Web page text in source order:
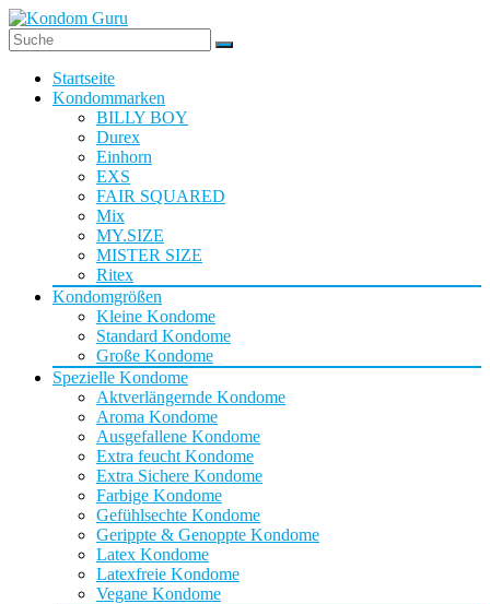
Startseite
Kondommarken
BILLY BOY
Durex
Einhorn
EXS
FAIR SQUARED
Mix
MY.SIZE
MISTER SIZE
Ritex
Kondomgrößen
Kleine Kondome
Standard Kondome
Große Kondome
Spezielle Kondome
Aktverlängernde Kondome
Aroma Kondome
Ausgefallene Kondome
Extra feucht Kondome
Extra Sichere Kondome
Farbige Kondome
Gefühlsechte Kondome
Gerippte & Genoppte Kondome
Latex Kondome
Latexfreie Kondome
Vegane Kondome